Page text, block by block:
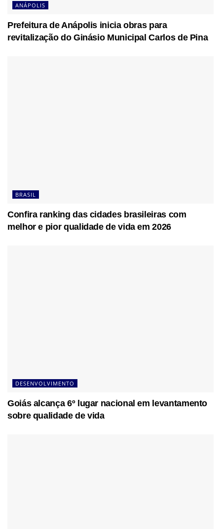
ANÁPOLIS
Prefeitura de Anápolis inicia obras para
revitalização do Ginásio Municipal Carlos de Pina
BRASIL
Confira ranking das cidades brasileiras com
melhor e pior qualidade de vida em 2026
DESENVOLVIMENTO
Goiás alcança 6º lugar nacional em levantamento
sobre qualidade de vida